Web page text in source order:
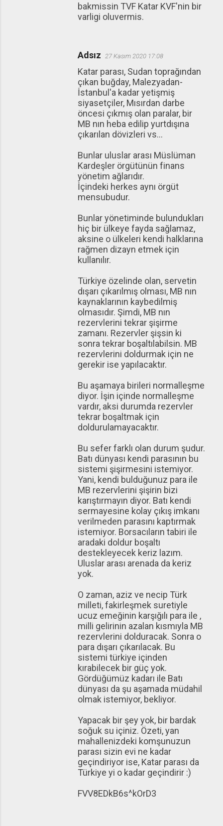
bakmissin TVF Katar KVF'nin bir
varligi oluvermis.
Adsız 27 Kasım 2020 17:08
Katar parası, Sudan toprağından
çıkan buğday, Malezyadan-
İstanbul'a kadar yetişmiş
siyasetçiler, Mısırdan darbe
öncesi çıkmış olan paralar, bir
MB nın heba edilip yurtdışına
çıkarılan dövizleri vs...
Bunlar uluslar arası Müslüman
Kardeşler örgütünün finans
yönetim ağlarıdır.
İçindeki herkes aynı örgüt
mensubudur.
Bunlar yönetiminde bulundukları
hiç bir ülkeye fayda sağlamaz,
aksine o ülkeleri kendi halklarına
rağmen dizayn etmek için
kullanılır.
Türkiye özelinde olan, servetin
dışarı çıkarılmış olması, MB nın
kaynaklarının kaybedilmiş
olmasıdır. Şimdi, MB nın
rezervlerini tekrar şişirme
zamanı. Rezervler şişsin ki
sonra tekrar boşaltılabilsin. MB
rezervlerini doldurmak için ne
gerekir ise yapılacaktır.
Bu aşamaya birileri normalleşme
diyor. İşin içinde normalleşme
vardır, aksi durumda rezervler
tekrar boşaltmak için
doldurulamayacaktır.
Bu sefer farklı olan durum şudur.
Batı dünyası kendi parasının bu
sistemi şişirmesini istemiyor.
Yani, kendi bulduğunuz para ile
MB rezervlerini şişirin bizi
karıştırmayın diyor. Batı kendi
sermayesine kolay çıkış imkanı
verilmeden parasını kaptırmak
istemiyor. Borsacıların tabiri ile
aradaki doldur boşaltı
destekleyecek keriz lazım.
Uluslar arası arenada da keriz
yok.
O zaman, aziz ve necip Türk
milleti, fakirleşmek suretiyle
ucuz emeğinin karşığılı para ile ,
milli gelirinin azalan kısmıyla MB
rezervlerini dolduracak. Sonra o
para dışarı çıkarılacak. Bu
sistemi türkiye içinden
kırabilecek bir güç yok.
Gördüğümüz kadarı ile Batı
dünyası da şu aşamada müdahil
olmak istemiyor, bekliyor.
Yapacak bir şey yok, bir bardak
soğuk su içiniz. Özeti, yan
mahallenizdeki komşunuzun
parası sizin evi ne kadar
geçindiriyor ise, Katar parası da
Türkiye yi o kadar geçindirir :)
FVV8EDkB6s^kOrD3